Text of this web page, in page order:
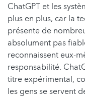
ChatGPT et les
plus en plus, car la
présente de
absolument pas
reconnaissent eux-
responsabilité.
titre expérimental,
les gens se servent